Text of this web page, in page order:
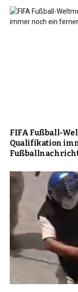
FIFA Fußball-
Qualifikation